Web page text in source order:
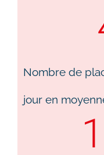
Nombre de
jour en